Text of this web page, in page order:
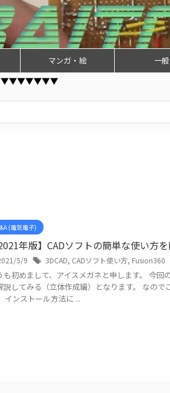
マンガ・絵 一般
索 ▼▼▼▼▼▼▼
(電気電子)
2021年版】CADソフトの簡単な使い方
5/9 3DCAD, CADソフト使い方, Fusion360
も初めまして、アイスメガネと申します。 今
説してみる（立体作成編）となります。 なの
インストール方法に ...